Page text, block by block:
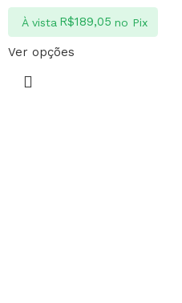
À vista R$189,05 no Pix
Ver opções